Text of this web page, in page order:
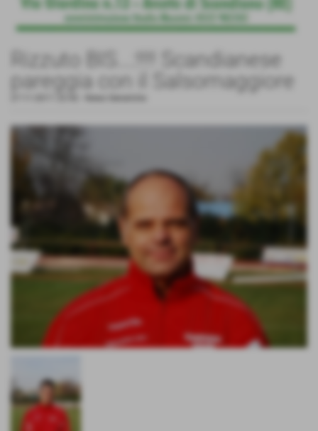
Rizzuto BIS...:!!!! Scandianese
pareggia con il Salsomaggiore